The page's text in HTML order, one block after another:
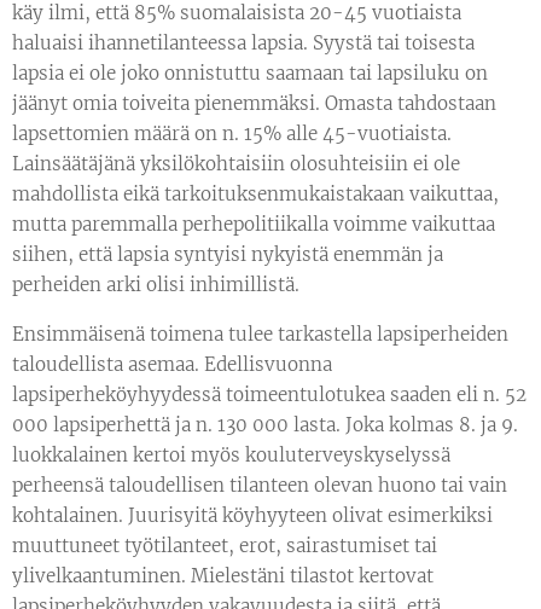
käy ilmi, että 85% suomalaisista 20-45 vuotiaista
haluaisi ihannetilanteessa lapsia. Syystä tai toisesta
lapsia ei ole joko onnistuttu saamaan tai lapsiluku on
jäänyt omia toiveita pienemmäksi. Omasta tahdostaan
lapsettomien määrä on n. 15% alle 45-vuotiaista.
Lainsäätäjänä yksilökohtaisiin olosuhteisiin ei ole
mahdollista eikä tarkoituksenmukaistakaan vaikuttaa,
mutta paremmalla perhepolitiikalla voimme vaikuttaa
siihen, että lapsia syntyisi nykyistä enemmän ja
perheiden arki olisi inhimillistä.
Ensimmäisenä toimena tulee tarkastella lapsiperheiden
taloudellista asemaa. Edellisvuonna
lapsiperheköyhyydessä toimeentulotukea saaden eli n. 52
000 lapsiperhettä ja n. 130 000 lasta. Joka kolmas 8. ja 9.
luokkalainen kertoi myös kouluterveyskyselyssä
perheensä taloudellisen tilanteen olevan huono tai vain
kohtalainen. Juurisyitä köyhyyteen olivat esimerkiksi
muuttuneet työtilanteet, erot, sairastumiset tai
ylivelkaantuminen. Mielestäni tilastot kertovat